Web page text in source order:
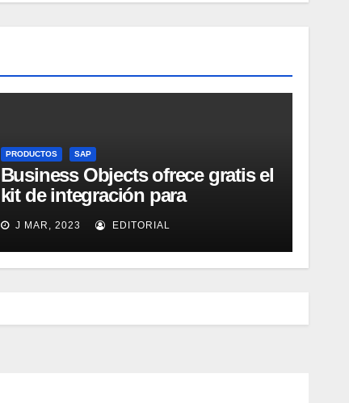
PRODUCTOS SAP
Business Objects ofrece gratis el
kit de integración para
Micrososft Office SharePoint
Server 2007
J MAR, 2023 EDITORIAL